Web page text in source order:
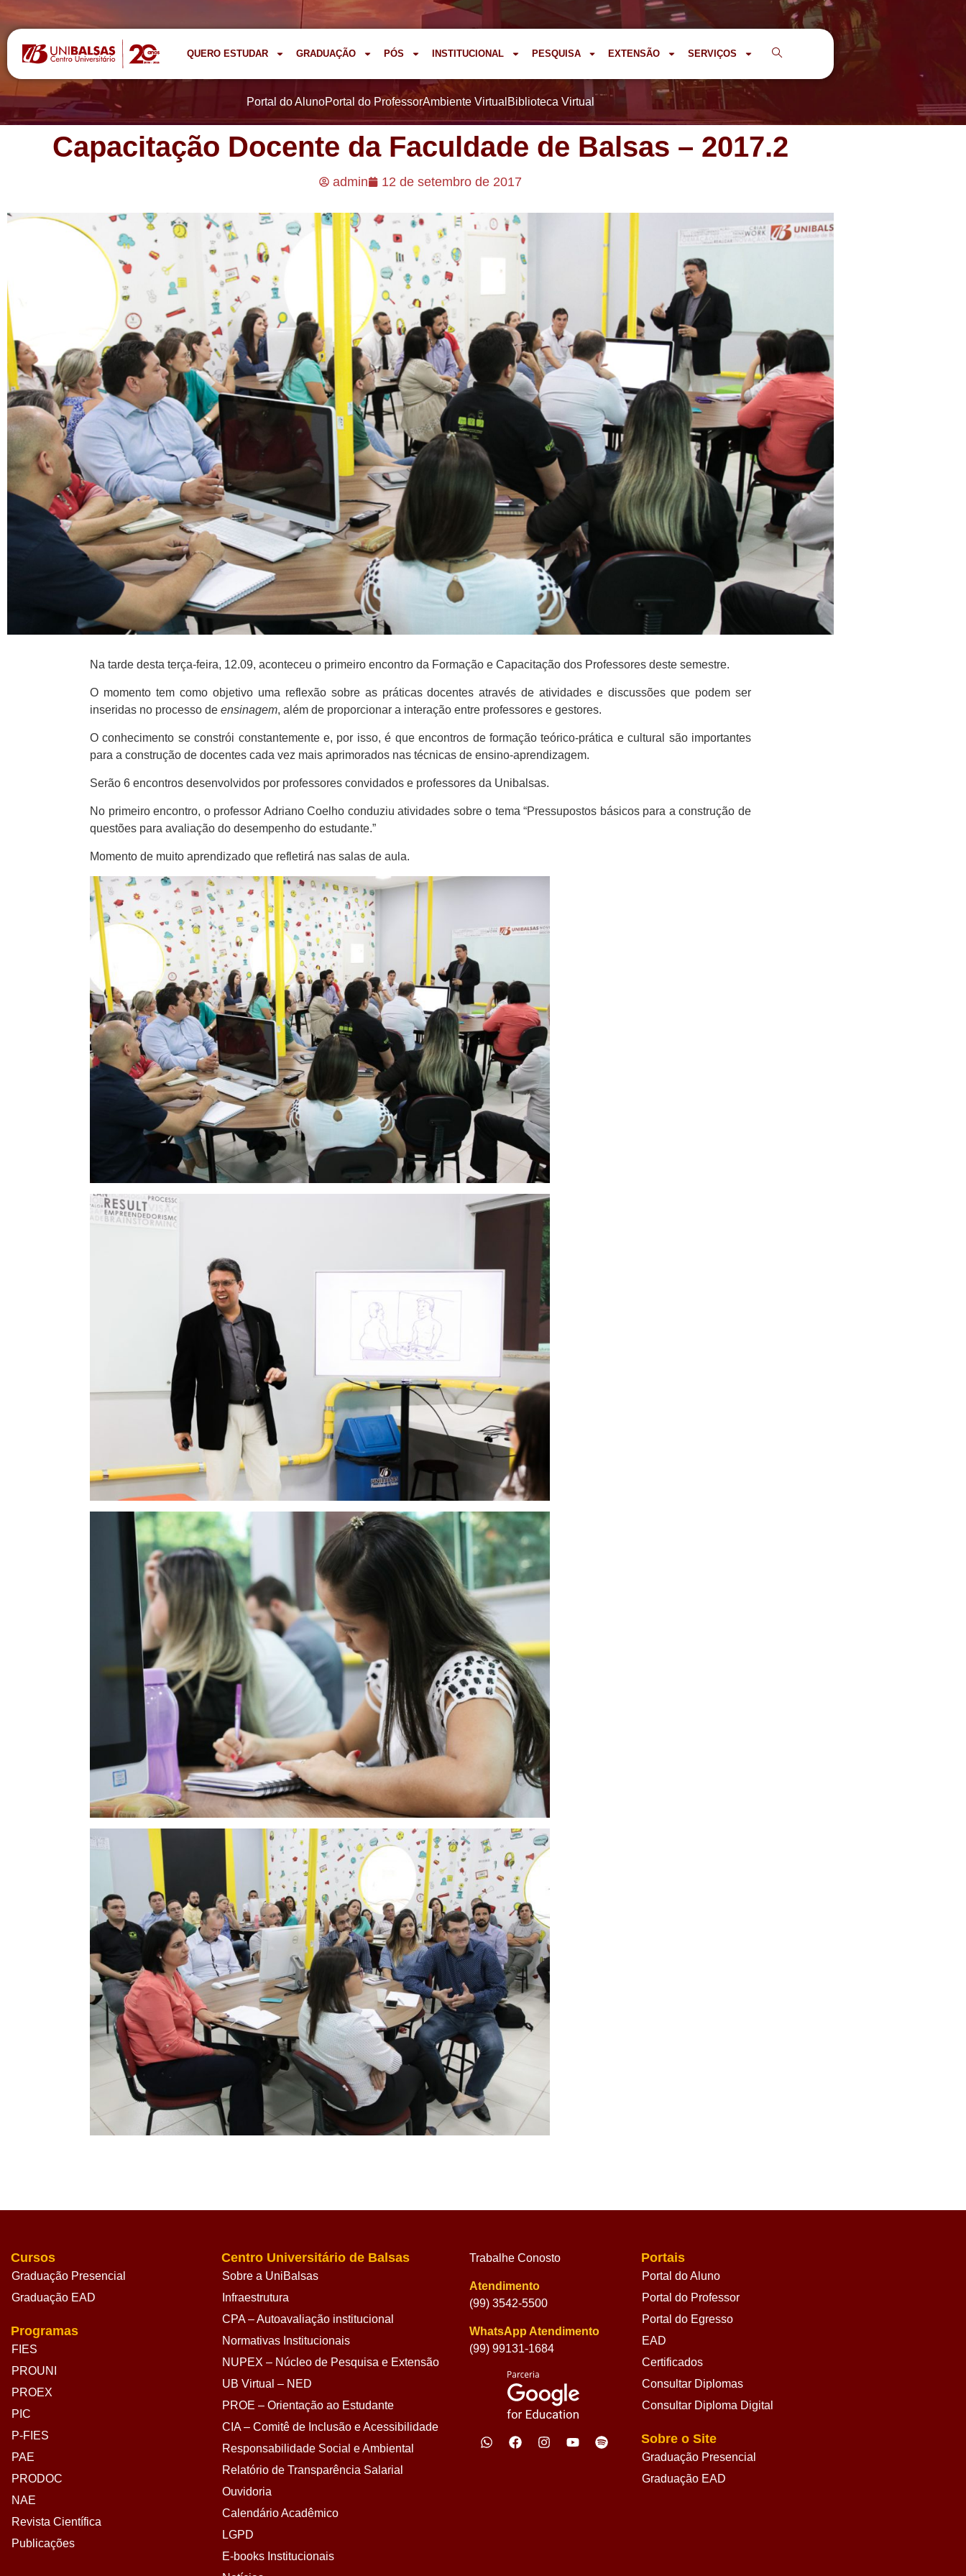
QUERO ESTUDAR GRADUAÇÃO PÓS INSTITUCIONAL PESQUISA EXTENSÃO SERVIÇOS
Portal do AlunoPortal do ProfessorAmbiente Virtual Biblioteca Virtual
Capacitação Docente da Faculdade de Balsas – 2017.2
admin 12 de setembro de 2017
Na tarde desta terça-feira, 12.09, aconteceu o primeiro encontro da Formação e Capacitação dos Professores deste semestre.
O momento tem como objetivo uma reflexão sobre as práticas docentes através de atividades e discussões que podem ser
inseridas no processo de ensinagem, além de proporcionar a interação entre professores e gestores.
O conhecimento se constrói constantemente e, por isso, é que encontros de formação teórico-prática e cultural são importantes
para a construção de docentes cada vez mais aprimorados nas técnicas de ensino-aprendizagem.
Serão 6 encontros desenvolvidos por professores convidados e professores da Unibalsas.
No primeiro encontro, o professor Adriano Coelho conduziu atividades sobre o tema “Pressupostos básicos para a construção de
questões para avaliação do desempenho do estudante.”
Momento de muito aprendizado que refletirá nas salas de aula.
Cursos
Graduação Presencial
Graduação EAD
Programas
FIES
PROUNI
PROEX
PIC
P-FIES
PAE
PRODOC
NAE
Revista Científica
Publicações
Centro Universitário de Balsas
Sobre a UniBalsas
Infraestrutura
CPA – Autoavaliação institucional
Normativas Institucionais
NUPEX – Núcleo de Pesquisa e Extensão
UB Virtual – NED
PROE – Orientação ao Estudante
CIA – Comitê de Inclusão e Acessibilidade
Responsabilidade Social e Ambiental
Relatório de Transparência Salarial
Ouvidoria
Calendário Acadêmico
LGPD
E-books Institucionais
Trabalhe Conosto
Atendimento
(99) 3542-5500
WhatsApp Atendimento
(99) 99131-1684
Portais
Portal do Aluno
Portal do Professor
Portal do Egresso
EAD
Certificados
Consultar Diplomas
Consultar Diploma Digital
Sobre o Site
Graduação Presencial
Graduação EAD